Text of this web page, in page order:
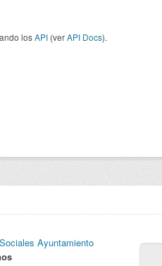
losAPI (verAPI Docs).
Ayuntamiento